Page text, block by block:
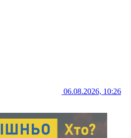
06.08.2026, 10:26